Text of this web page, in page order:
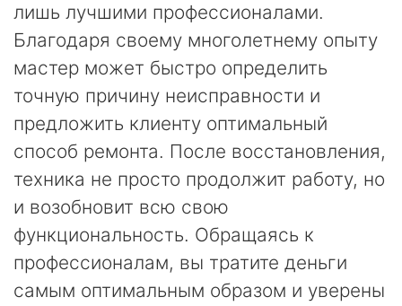
лишь лучшими профессионалами.
Благодаря своему многолетнему опыту
мастер может быстро определить
точную причину неисправности и
предложить клиенту оптимальный
способ ремонта. После восстановления,
техника не просто продолжит работу, но
и возобновит всю свою
функциональность. Обращаясь к
профессионалам, вы тратите деньги
самым оптимальным образом и уверены